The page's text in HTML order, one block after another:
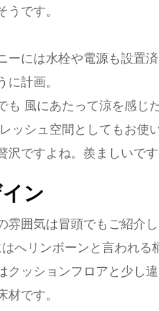
うです。
ーには水栓や電源も設置
に計画。
も 風にあたって涼を感じ
ッシュ空間としてもお使
沢ですよね。羨ましいで
ン
雰囲気は冒頭でもご紹介
へリンボーンと言われ
クッションフロアと少し
材です。